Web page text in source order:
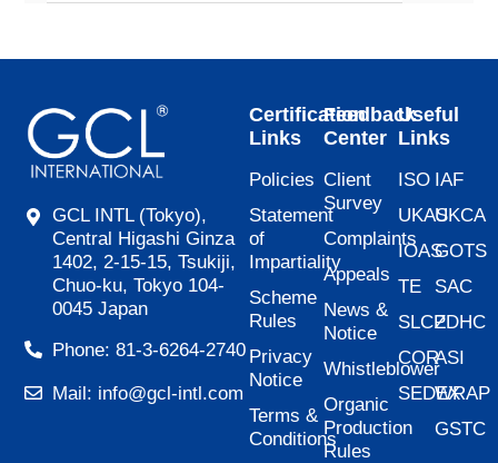
GCL INTL (Tokyo),
Central Higashi Ginza
1402, 2-15-15, Tsukiji,
Chuo-ku, Tokyo 104-
0045 Japan
Phone: 81-3-6264-2740
Mail: info@gcl-intl.com
Certification
Links
Policies
Statement
of
Impartiality
Scheme
Rules
Privacy
Notice
Terms &
Conditions
Feedback
Center
Client
Survey
Complaints
Appeals
News &
Notice
Whistleblower
Organic
Production
Rules
Useful
Links
ISO
UKAS
IOAS
TE
SLCP
COR
SEDEX
IAF
UKCA
GOTS
SAC
ZDHC
ASI
WRAP
GSTC